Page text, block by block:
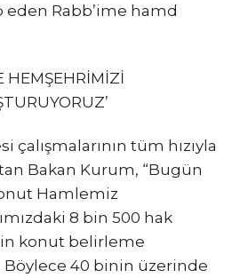
Rabb’ime hamd
HEMŞEHRİMİZİ
çalışmalarının tüm hızıyla
Bakan Kurum, “Bugün
Hamlemiz
8 bin 500 hak
konut belirleme
Böylece 40 binin üzerinde